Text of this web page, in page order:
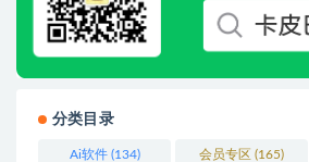
分类目录
Ai软件(134) 会员专区 (165)